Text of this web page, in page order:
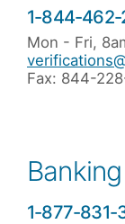
1-844-
Mon - Fri,
Fax: 844-
1-877-831-